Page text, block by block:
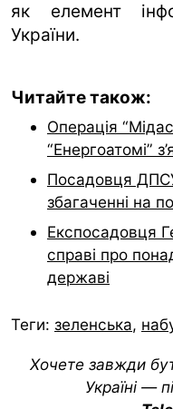
як елемент
України.
Читайте також:
Операція
“Енергоатомі”
Посадовця
збагаченні на
Експосадовця
справі про
державі
Теги: зеленська,
Хочете завжди
Україні —